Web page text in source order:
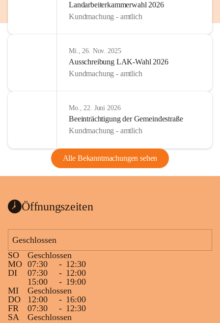
Landarbeiterkammerwahl 2026
Kundmachung - amtlich
Mi., 26. Nov. 2025
Ausschreibung LAK-Wahl 2026
Kundmachung - amtlich
Mo., 22. Juni 2026
Beeinträchtigung der Gemeindestraße
Kundmachung - amtlich
Alle Bekanntmachungen sehen
Öffnungszeiten
Geschlossen
SO
Geschlossen
MO 07:30 - 12:30
DI
07:30 - 12:00
15:00
- 19:00
MI
Geschlossen
DO
12:00 - 16:00
FR
07:30 - 12:30
SA
Geschlossen